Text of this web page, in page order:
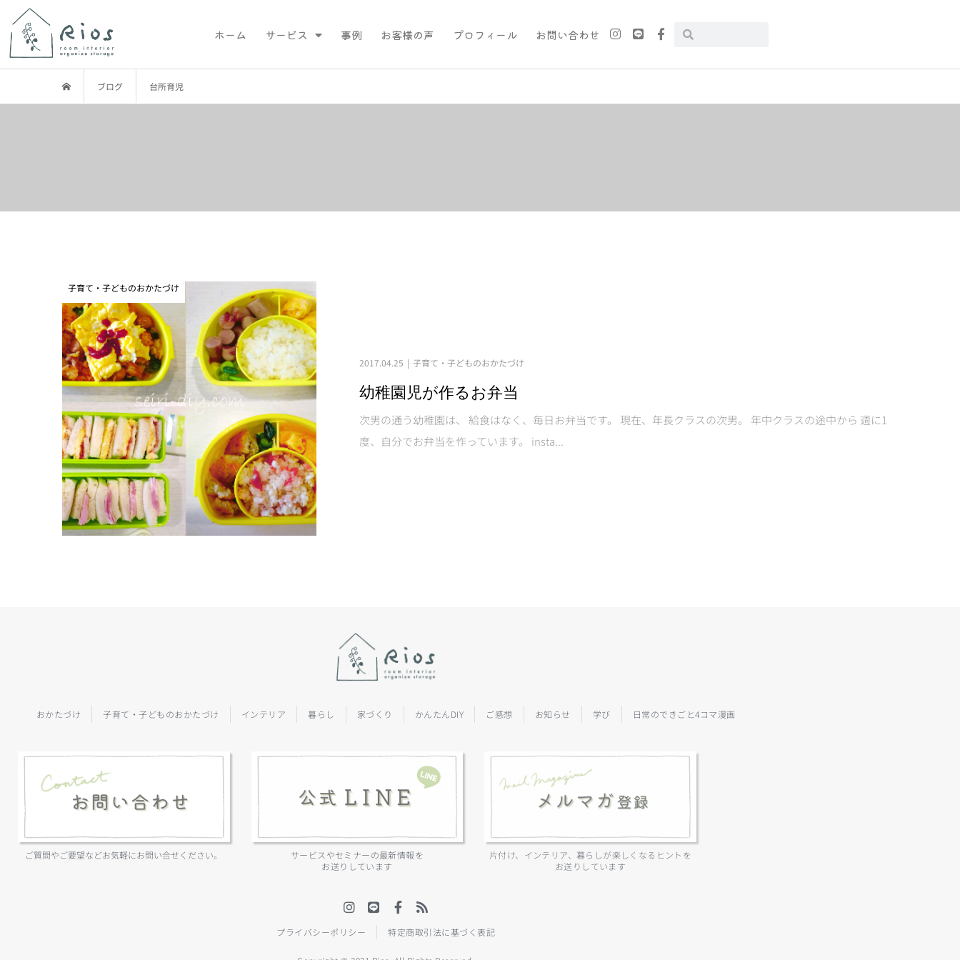
ホーム サービス 事例 お客様の声 プロフィール お問い合わせ
ブログ 台所育児
子育て・子どものおかたづけ
2017.04.25 子育て・子どものおかたづけ
幼稚園児が作るお弁当
次男の通う幼稚園は、 給食はなく、毎日お弁当です。 現在、年長クラスの次男。 年中クラスの途中から 週に1
度、自分でお弁当を作っています。 insta...
おかたづけ 子育て・子どものおかたづけ インテリア 暮らし 家づくり かんたんDIY ご感想 お知らせ 学び 日常のできごと4コマ漫画
ご質問やご要望などお気軽にお問い合せください。
サービスやセミナーの最新情報を
お送りしています
片付け、インテリア、暮らしが楽しくなるヒントを
お送りしています
プライバシーポリシー 特定商取引法に基づく表記